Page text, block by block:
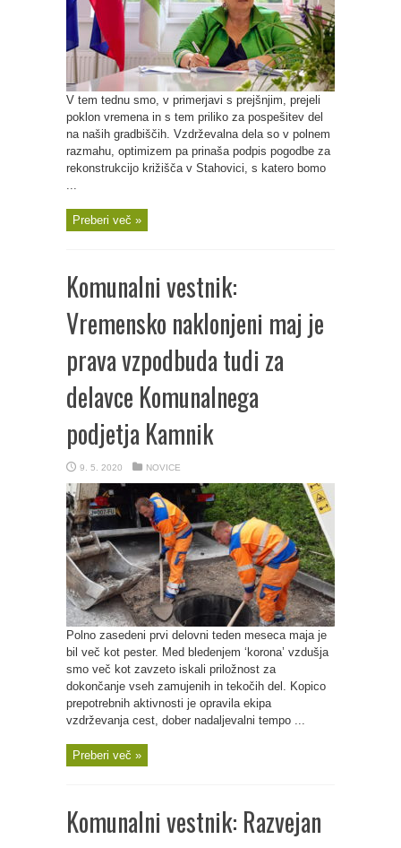
V tem tednu smo, v primerjavi s prejšnjim, prejeli
poklon vremena in s tem priliko za pospešitev del
na naših gradbiščih. Vzdrževalna dela so v polnem
razmahu, optimizem pa prinaša podpis pogodbe za
rekonstrukcijo križišča v Stahovici, s katero bomo
...
Preberi več »
Komunalni vestnik:
Vremensko naklonjeni maj je
prava vzpodbuda tudi za
delavce Komunalnega
podjetja Kamnik
9. 5. 2020 NOVICE
Polno zasedeni prvi delovni teden meseca maja je
bil več kot pester. Med bledenjem ‘korona’ vzdušja
smo več kot zavzeto iskali priložnost za
dokončanje vseh zamujenih in tekočih del. Kopico
prepotrebnih aktivnosti je opravila ekipa
vzdrževanja cest, dober nadaljevalni tempo ...
Preberi več »
Komunalni vestnik: Razvejan